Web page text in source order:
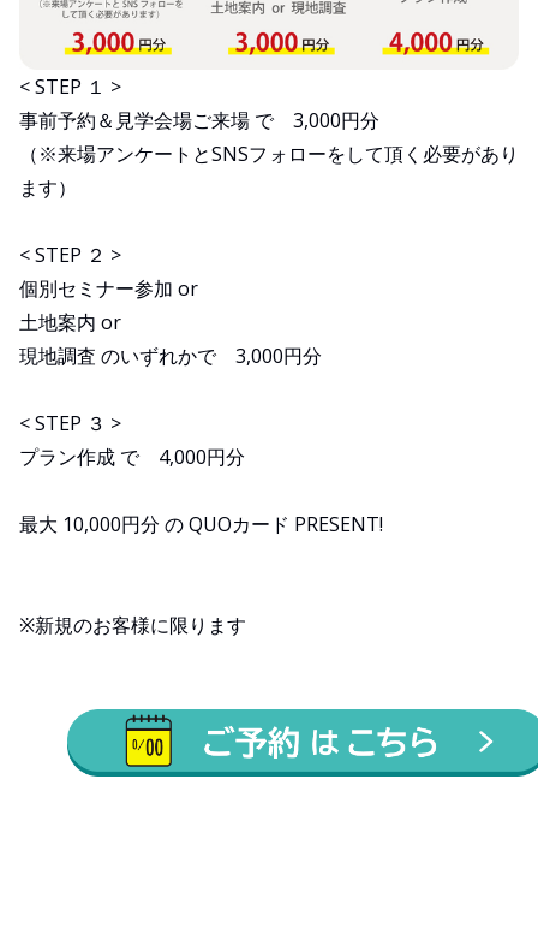
< STEP １ >
事前予約＆見学会場ご来場 で 3,000円分
（※来場アンケートとSNSフォローをして頂く必要があり
ます）
< STEP ２ >
個別セミナー参加 or
土地案内 or
現地調査 のいずれかで 3,000円分
< STEP ３ >
プラン作成 で 4,000円分
最大 10,000円分 の QUOカード PRESENT!
※新規のお客様に限ります